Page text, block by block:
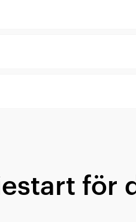
för